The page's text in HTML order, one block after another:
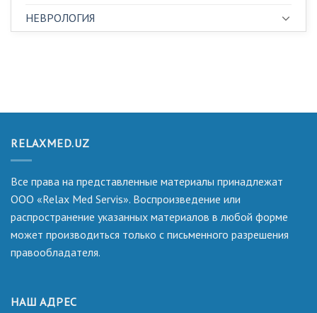
НЕВРОЛОГИЯ
RELAXMED.UZ
Все права на представленные материалы принадлежат
ООО «Relax Med Servis». Воспроизведение или
распространение указанных материалов в любой форме
может производиться только с письменного разрешения
правообладателя.
НАШ АДРЕС